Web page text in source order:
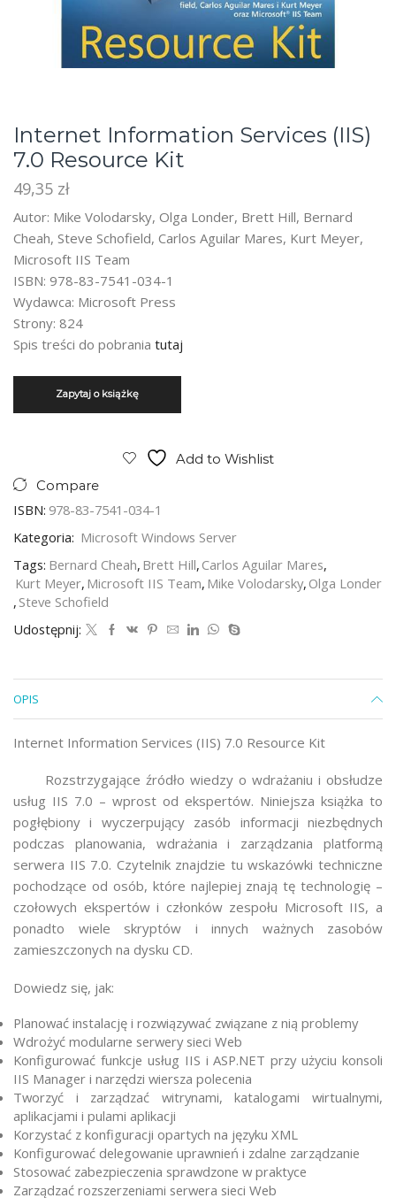
Internet Information Services (IIS)
7.0 Resource Kit
49,35 zł
Autor: Mike Volodarsky, Olga Londer, Brett Hill, Bernard
Cheah, Steve Schofield, Carlos Aguilar Mares, Kurt Meyer,
Microsoft IIS Team
ISBN: 978-83-7541-034-1
Wydawca: Microsoft Press
Strony: 824
Spis treści do pobrania tutaj
Add to Wishlist
Compare
ISBN: 978-83-7541-034-1
Kategoria: Microsoft Windows Server
Tags: Bernard Cheah, Brett Hill, Carlos Aguilar Mares,
Kurt Meyer, Microsoft IIS Team, Mike Volodarsky, Olga Londer
, Steve Schofield
Udostępnij:
OPIS
Internet Information Services (IIS) 7.0 Resource Kit
Rozstrzygające źródło wiedzy o wdrażaniu i obsłudze
usług IIS 7.0 – wprost od ekspertów. Niniejsza książka to
pogłębiony i wyczerpujący zasób informacji niezbędnych
podczas planowania, wdrażania i zarządzania platformą
serwera IIS 7.0. Czytelnik znajdzie tu wskazówki techniczne
pochodzące od osób, które najlepiej znają tę technologię –
czołowych ekspertów i członków zespołu Microsoft IIS, a
ponadto wiele skryptów i innych ważnych zasobów
zamieszczonych na dysku CD.
Dowiedz się, jak:
Planować instalację i rozwiązywać związane z nią problemy
Wdrożyć modularne serwery sieci Web
Konfigurować funkcje usług IIS i ASP.NET przy użyciu konsoli
IIS Manager i narzędzi wiersza polecenia
Tworzyć i zarządzać witrynami, katalogami wirtualnymi,
aplikacjami i pulami aplikacji
Korzystać z konfiguracji opartych na języku XML
Konfigurować delegowanie uprawnień i zdalne zarządzanie
Stosować zabezpieczenia sprawdzone w praktyce
Zarządzać rozszerzeniami serwera sieci Web